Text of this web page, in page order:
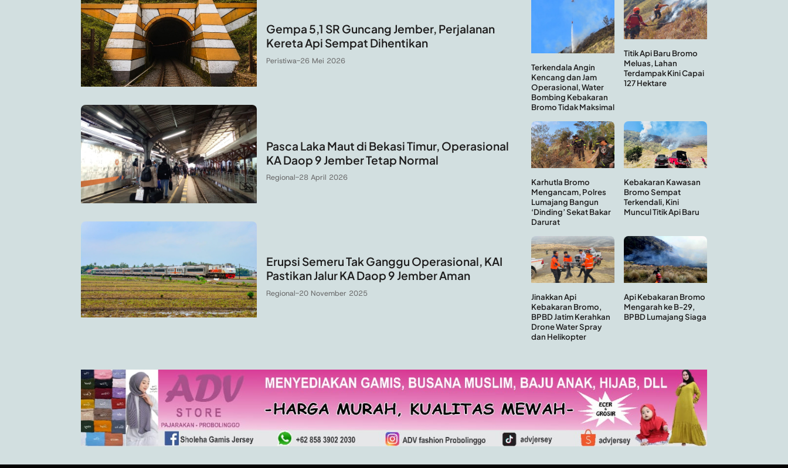
Gempa 5,1 SR Guncang Jember, Perjalanan
Kereta Api Sempat Dihentikan
Peristiwa-26 Mei 2026
Pasca Laka Maut di Bekasi Timur, Operasional
KA Daop 9 Jember Tetap Normal
Regional-28 April 2026
Erupsi Semeru Tak Ganggu Operasional, KAI
Pastikan Jalur KA Daop 9 Jember Aman
Regional-20 November 2025
Terkendala Angin
Kencang dan Jam
Operasional, Water
Bombing Kebakaran
Bromo Tidak Maksimal
Titik Api Baru Bromo
Meluas, Lahan
Terdampak Kini Capai
127 Hektare
Karhutla Bromo
Mengancam, Polres
Lumajang Bangun
‘Dinding’ Sekat Bakar
Darurat
Kebakaran Kawasan
Bromo Sempat
Terkendali, Kini
Muncul Titik Api Baru
Jinakkan Api
Kebakaran Bromo,
BPBD Jatim Kerahkan
Drone Water Spray
dan Helikopter
Api Kebakaran Bromo
Mengarah ke B-29,
BPBD Lumajang Siaga